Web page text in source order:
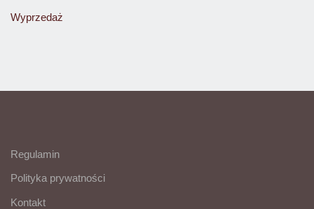
Wyprzedaż
Regulamin
Polityka prywatności
Kontakt